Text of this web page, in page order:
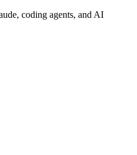
coding agents, and AI